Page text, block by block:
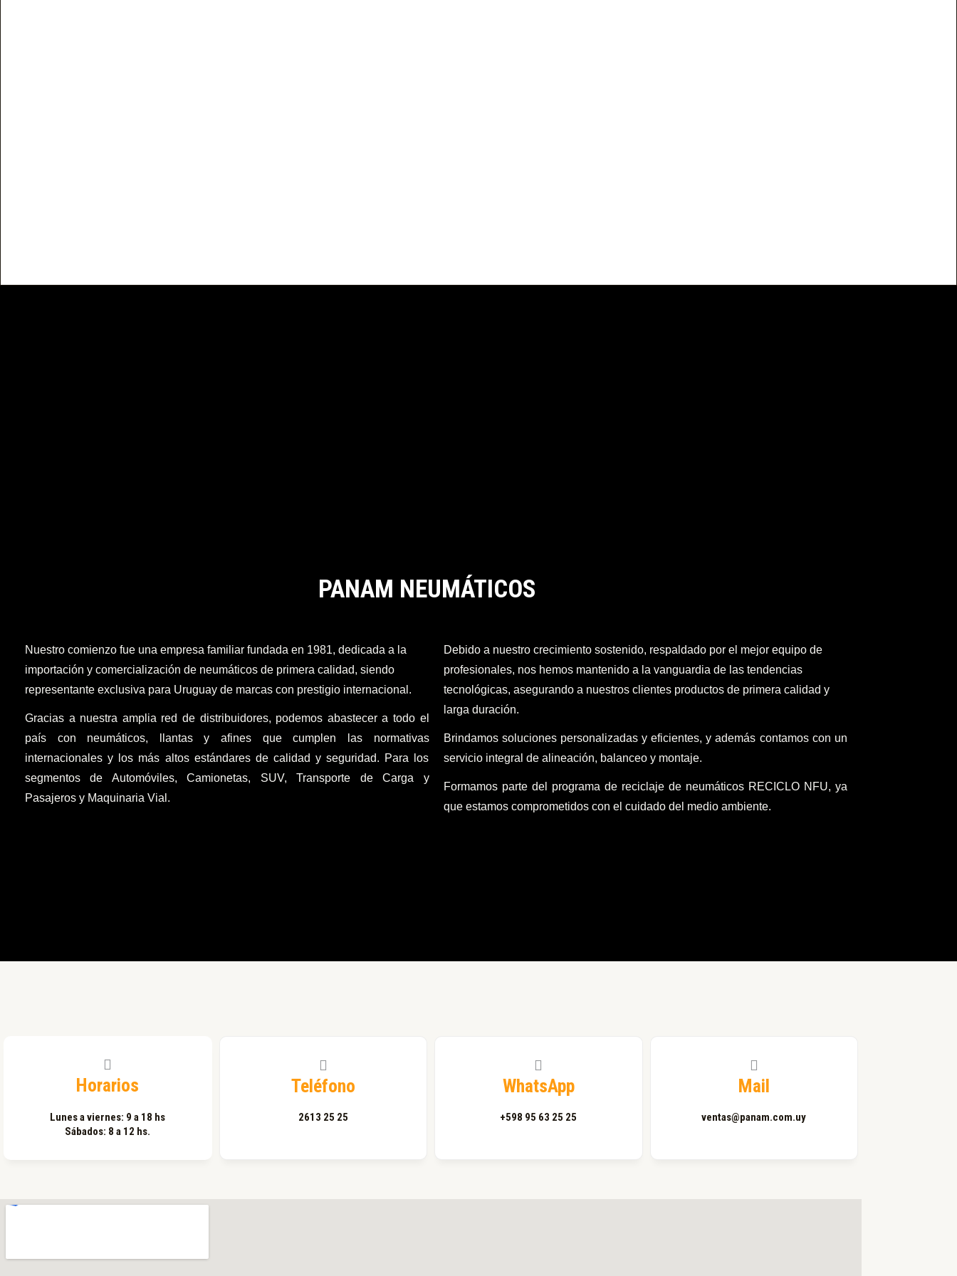
PANAM NEUMÁTICOS
Nuestro comienzo fue una empresa familiar fundada en 1981, dedicada a la
importación y comercialización de neumáticos de primera calidad, siendo
representante exclusiva para Uruguay de marcas con prestigio internacional.
Gracias a nuestra amplia red de distribuidores, podemos abastecer a todo el
país con neumáticos, llantas y afines que cumplen las normativas
internacionales y los más altos estándares de calidad y seguridad. Para los
segmentos de Automóviles, Camionetas, SUV, Transporte de Carga y
Pasajeros y Maquinaria Vial.
Debido a nuestro crecimiento sostenido, respaldado por el mejor equipo de
profesionales, nos hemos mantenido a la vanguardia de las tendencias
tecnológicas, asegurando a nuestros clientes productos de primera calidad y
larga duración.
Brindamos soluciones personalizadas y eficientes, y además contamos con un
servicio integral de alineación, balanceo y montaje.
Formamos parte del programa de reciclaje de neumáticos RECICLO NFU, ya
que estamos comprometidos con el cuidado del medio ambiente.
Horarios
Lunes a viernes: 9 a 18 hs
Sábados: 8 a 12 hs.
Teléfono
2613 25 25
WhatsApp
+598 95 63 25 25
Mail
ventas@panam.com.uy